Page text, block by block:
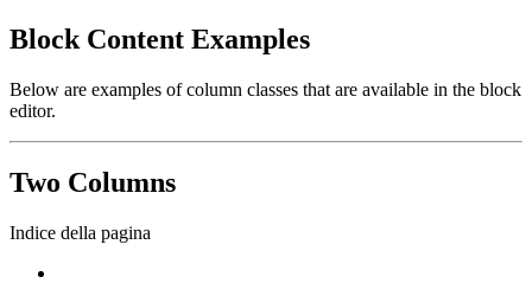
Block Content Examples
Below are examples of column classes that are available in the block
editor.
Two Columns
Indice della pagina